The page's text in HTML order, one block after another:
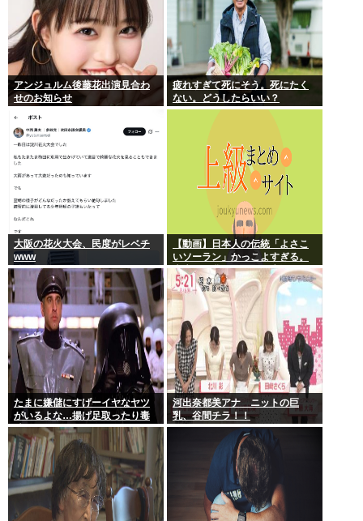
アンジュルム後藤花出演見合わ
せのお知らせ
疲れすぎて死にそう。死にたく
ない。どうしたらいい？
大阪の花火大会、民度がレベチ
www
【動画】日本人の伝統「よさこ
いソーラン」かっこよすぎる。
古来から我々のDNAに刻まれた
踊り
たまに嫌儲にすげーイヤなヤツ
がいるよな…揚げ足取ったり毒
吐いたり…
河出奈都美アナ ニットの巨
乳、谷間チラ！！